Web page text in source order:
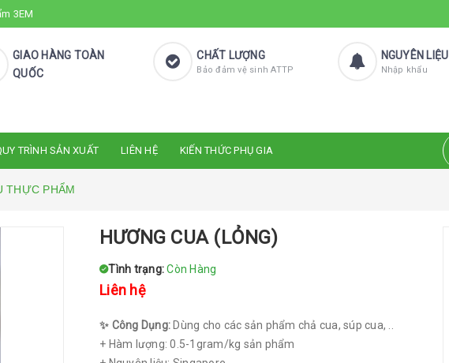
3EM
GIAO HÀNG TOÀN
QUỐC
CHẤT LƯỢNG
Bảo đảm vệ sinh ATTP
NGUYÊN LIỆU
Nhập khẩu
TRÌNH SẢN XUẤT LIÊN HỆ KIẾN THỨC PHỤ GIA
THỰC PHẨM
HƯƠNG CUA (LỎNG)
Tình trạng:Còn Hàng
Liên hệ
✨ Công Dụng: Dùng cho các sản phẩm chả cua, súp cua, ..
+ Hàm lượng: 0.5-1gram/kg sản phẩm